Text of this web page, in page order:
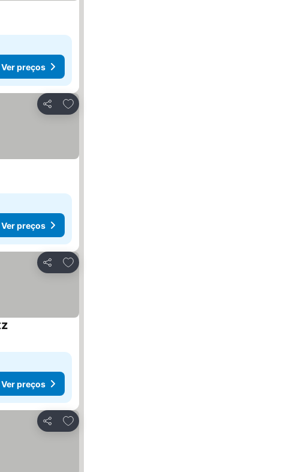
Ver preços
Partilhar
Adicionar aos favoritos
Ver preços
Partilhar
Adicionar aos favoritos
Ver preços
Ver preços
Partilhar
Adicionar aos favoritos